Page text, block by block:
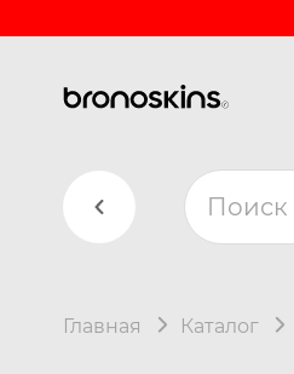
Главная Каталог